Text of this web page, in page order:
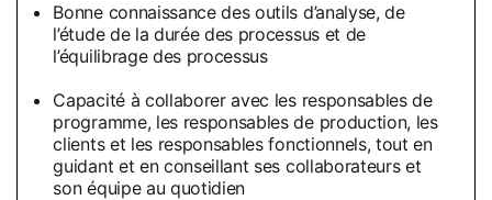
Bonne connaissance des outils d’analyse, de
l’étude de la durée des processus et de
l’équilibrage des processus
Capacité à collaborer avec les responsables de
programme, les responsables de production, les
clients et les responsables fonctionnels, tout en
guidant et en conseillant ses collaborateurs et
son équipe au quotidien